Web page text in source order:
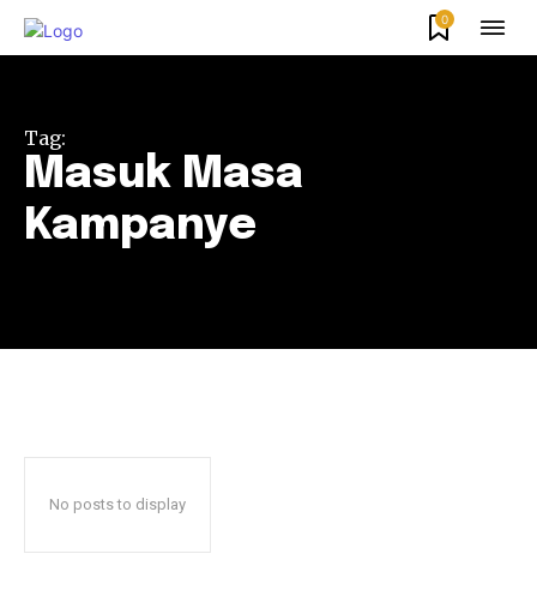
0
Tag:
Masuk Masa
Kampanye
No posts to display